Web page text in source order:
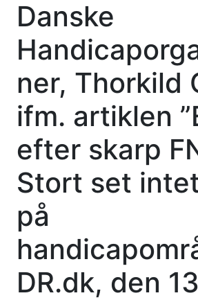
Danske
ner, Thorkild
ifm. artiklen
efter skarp
Stort set
på
DR.dk, den